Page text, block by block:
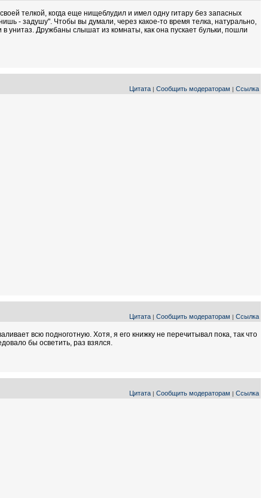
телкой, когда еще нищеблудил и имел одну гитару без запасных
- задушу". Чтобы вы думали, через какое-то время телка, натурально,
унитаз. Дружбаны слышат из комнаты, как она пускает бульки, пошли
Цитата | Сообщить модераторам | Ссылка
Цитата | Сообщить модераторам | Ссылка
всю подноготную. Хотя, я его книжку не перечитывал пока, так что
бы осветить, раз взялся.
Цитата | Сообщить модераторам | Ссылка